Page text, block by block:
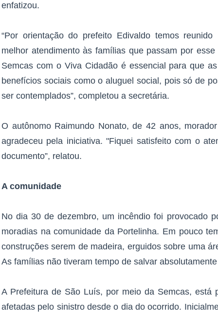
enfatizou.
“Por orientação do prefeito Edivaldo temos
melhor atendimento às famílias que passam por
Semcas com o Viva Cidadão é essencial para que
benefícios sociais como o aluguel social, pois só de
ser contemplados”, completou a secretária.
O autônomo Raimundo Nonato, de 42 anos,
agradeceu pela iniciativa. "Fiquei satisfeito com o
documento”, relatou.
A comunidade
No dia 30 de dezembro, um incêndio foi provocado
moradias na comunidade da Portelinha. Em pouco
construções serem de madeira, erguidos sobre uma
As famílias não tiveram tempo de salvar
A Prefeitura de São Luís, por meio da Semcas, está
afetadas pelo sinistro desde o dia do ocorrido.